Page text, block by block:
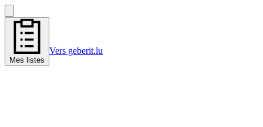
Mes listes
Vers geberit.lu